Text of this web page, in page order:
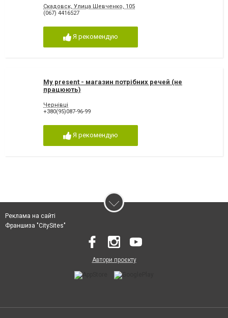
Скадовск, Улица Шевченко, 105
(067) 4416527
Я рекомендую
My present - магазин потрібних речей (не
працюють)
Чернівці
+380(95)087-96-99
Я рекомендую
Реклама на сайті
Франшиза "CitySites"
Автори проєкту